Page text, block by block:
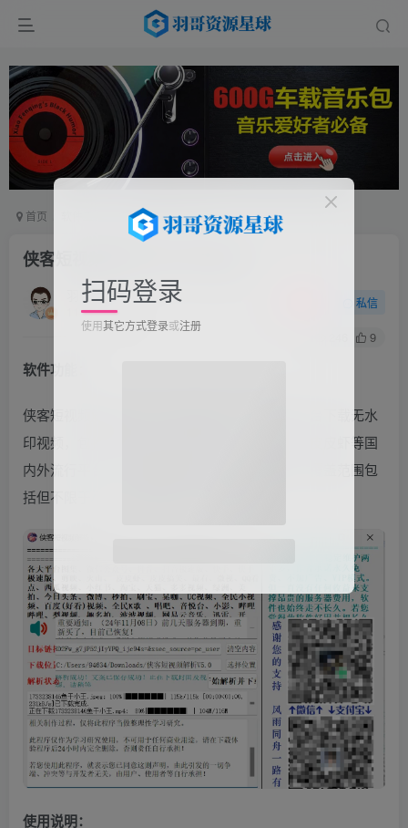
首页 电脑软件 正文
侠客短视频解析去水印下载V5.0
羽哥
11个月前更新
私信
9
软件功能：
侠客短视频解析去水印工具支持从多个短视频平台下载无水
印视频，包括抖音、快手、剪映、火山小视频、皮皮虾等国
内外流行平台。不仅限于视频，还能下载图集，覆盖范围包
括但不限于小红书、微博、今日头条等。
使用说明：
扫码登录
使用其它方式登录或注册